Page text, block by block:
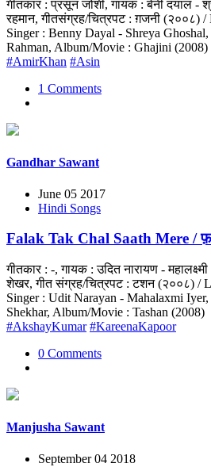
गीतकार : प्रसून जोशी, गायक : बेनी दयाल -
रहमान, गीतसंग्रह/चित्रपट : ग़जनी (२००८) /
Singer : Benny Dayal - Shreya
Rahman, Album/Movie : Ghajini (2008)
#AmirKhan #Asin
1 Comments
Gandhar Sawant
June 05 2017
Hindi Songs
Falak Tak Chal Saath Mere /
गीतकार : -, गायक : उदित नारायण -
शेखर, गीत संग्रह/चित्रपट : टशन (२००८) /
Singer : Udit Narayan - Mahalaxmi
Shekhar, Album/Movie : Tashan (2008)
#AkshayKumar #KareenaKapoor
0 Comments
Manjusha Sawant
September 04 2018